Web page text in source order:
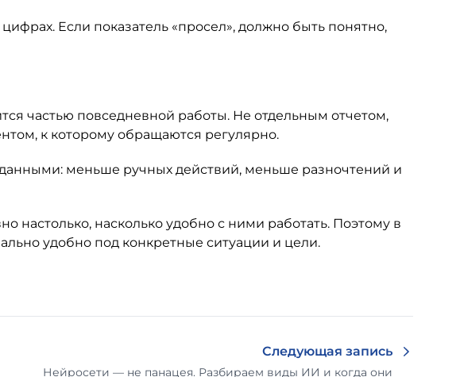
Если показатель «просел», должно быть понятно,
частью повседневной работы. Не отдельным отчетом,
к которому обращаются регулярно.
данными: меньше ручных действий, меньше разночтений и
насколько удобно с ними работать. Поэтому в
удобно под конкретные ситуации и цели.
Следующая запись
Нейросети — не панацея. Разбираем виды ИИ и когда они